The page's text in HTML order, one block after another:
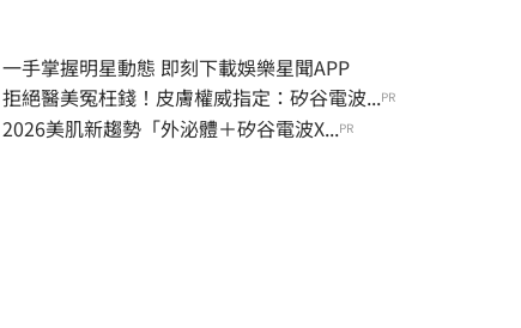
一手掌握明星動態 即刻下載娛樂星聞APP
拒絕醫美冤枉錢！皮膚權威指定：矽谷電波...PR
2026美肌新趨勢「外泌體＋矽谷電波X...PR